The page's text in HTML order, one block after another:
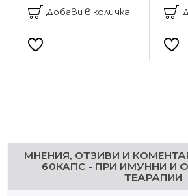
Добави в количка
МНЕНИЯ, ОТЗИВИ И
60КАПС - ПРИ ИМУННИ И
ТЕАРАПИИ